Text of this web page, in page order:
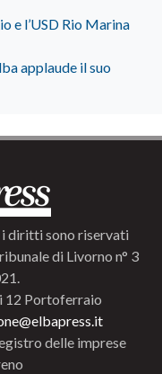
e l’USD Rio Marina
applaude il suo
diritti sono riservati
di Livorno n° 3
12 Portoferraio
delle imprese